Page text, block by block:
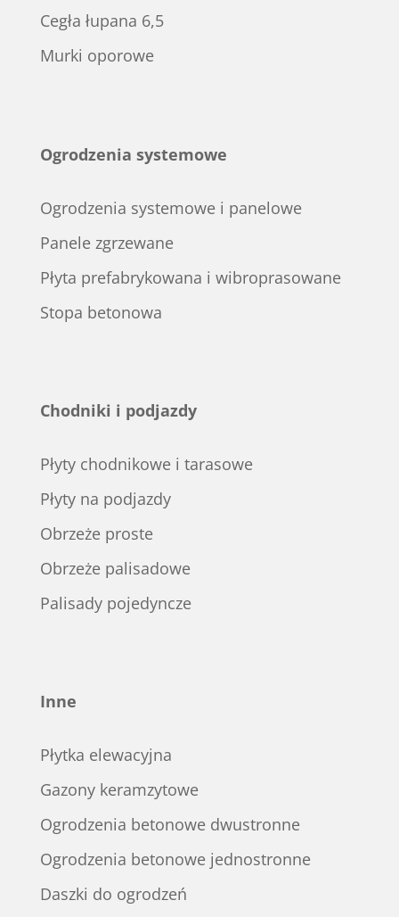
Cegła łupana 6,5
Murki oporowe
Ogrodzenia systemowe
Ogrodzenia systemowe i panelowe
Panele zgrzewane
Płyta prefabrykowana i wibroprasowane
Stopa betonowa
Chodniki i podjazdy
Płyty chodnikowe i tarasowe
Płyty na podjazdy
Obrzeże proste
Obrzeże palisadowe
Palisady pojedyncze
Inne
Płytka elewacyjna
Gazony keramzytowe
Ogrodzenia betonowe dwustronne
Ogrodzenia betonowe jednostronne
Daszki do ogrodzeń